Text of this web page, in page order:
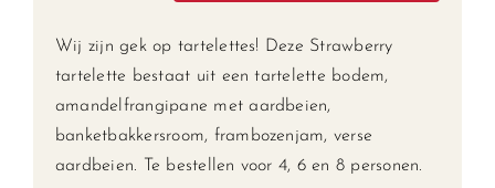
aantal
Wij zijn gek op tartelettes! Deze Strawberry
tartelette bestaat uit een tartelette bodem,
amandelfrangipane met aardbeien,
banketbakkersroom, frambozenjam, verse
aardbeien. Te bestellen voor 4, 6 en 8 personen.